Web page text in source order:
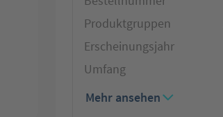
Produktgruppen
Erscheinungsjahr
Umfang
Mehr ansehen